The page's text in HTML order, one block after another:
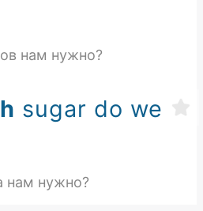
нам нужно?
sugar do we
нам нужно?